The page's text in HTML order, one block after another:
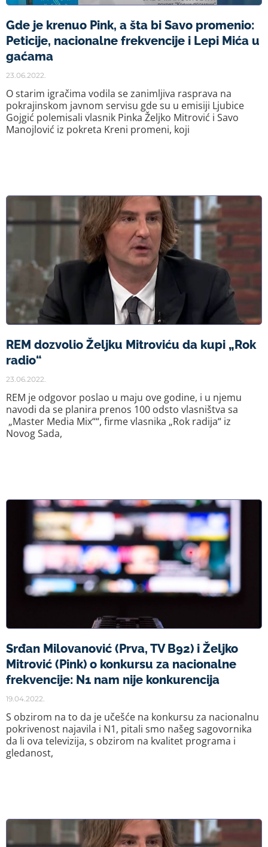
Gde je krenuo Pink, a šta bi Savo promenio:
Peticije, nacionalne frekvencije i Lepi Mića u
gaćama
23.06.2022.
O starim igračima vodila se zanimljiva rasprava na
pokrajinskom javnom servisu gde su u emisiji Ljubice
Gojgić polemisali vlasnik Pinka Željko Mitrović i Savo
Manojlović iz pokreta Kreni promeni, koji
REM dozvolio Željku Mitroviću da kupi „Rok
radio“
23.06.2022.
REM je odgovor poslao u maju ove godine, i u njemu
navodi da se planira prenos 100 odsto vlasništva sa
„Master Media Mix““, firme vlasnika „Rok radija“ iz
Novog Sada,
Srđan Milovanović (Prva, TV B92) i Željko
Mitrović (Pink) o konkursu za nacionalne
frekvencije: N1 nam nije konkurencija
19.04.2022.
S obzirom na to da je učešće na konkursu za nacionalnu
pokrivenost najavila i N1, pitali smo našeg sagovornika
da li ova televizija, s obzirom na kvalitet programa i
gledanost,